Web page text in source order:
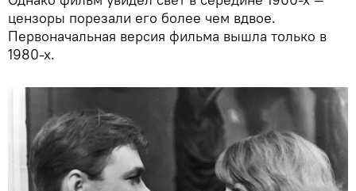
цензоры порезали его более чем вдвое.
Первоначальная версия фильма вышла только в
1980-х.